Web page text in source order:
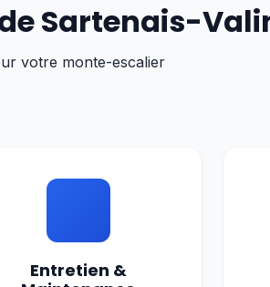
Sartenais-
votre monte-escalier
Entretien &